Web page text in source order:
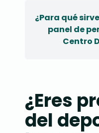
¿Para qué
panel de
Centro
¿Eres
del